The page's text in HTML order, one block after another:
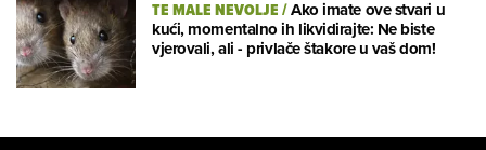
TE MALE NEVOLJE/Ako imate ove stvari u
kući, momentalno ih likvidirajte: Ne biste
vjerovali, ali - privlače štakore u vaš dom!